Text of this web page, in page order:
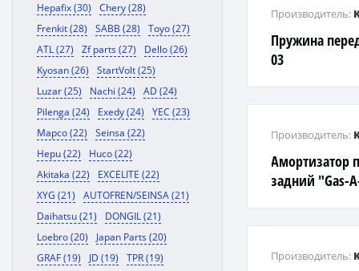
Hepafix (30)
Chery (28)
Frenkit (28)
SABB (28)
Toyo (27)
ATL (27)
Zf parts (27)
Dello (26)
Kyosan (26)
StartVolt (25)
Luzar (25)
Nachi (24)
AD (24)
Pilenga (24)
Exedy (24)
YEC (23)
Mapco (22)
Seinsa (22)
Hepu (22)
Huco (22)
Akitaka (22)
EXCELITE (22)
XYG (21)
AUTOFREN/SEINSA (21)
Daihatsu (21)
DONGIL (21)
Loebro (20)
Japan Parts (20)
GRAF (19)
JD (19)
TPR (19)
Пружина
03
Производитель:
Амортизатор
задний "Gas-
Производитель:
Производитель: